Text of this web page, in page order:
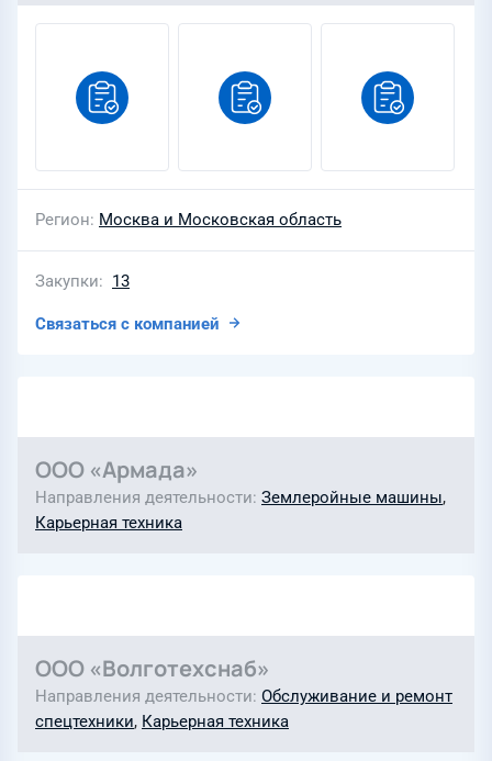
Регион Москва и Московская область
Закупки 13
Связаться с компанией
ООО «Армада»
Направления деятельности Землеройные машины,
Карьерная техника
ООО «Волготехснаб»
Направления деятельности Обслуживание и ремонт
спецтехники, Карьерная техника